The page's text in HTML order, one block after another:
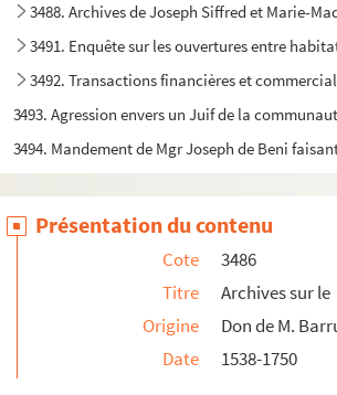
3488. Archives de Joseph Siffred et Marie-
3491. Enquête sur les ouvertures entre
3492. Transactions financières et
3493. Agression envers un Juif de la
3494. Mandement de Mgr Joseph de Beni
Présentation du contenu
Cote
3486
Titre
Archives sur le
Origine
Don de M.
Date
1538-1750